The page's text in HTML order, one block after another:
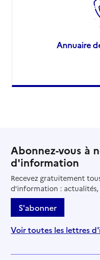
Annuaire
Abonnez-vous à
d'information
Recevez gratuitement
d'information : actualités,
S'abonner
Voir toutes les lettres